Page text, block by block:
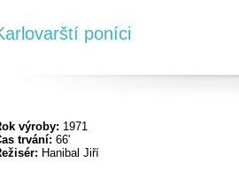
poníci
výroby: 1971
trvání: 66'
Hanibal Jiří